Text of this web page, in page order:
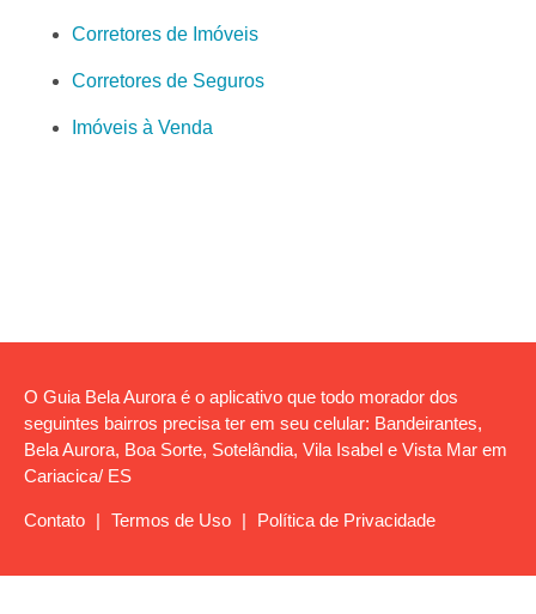
Corretores de Imóveis
Corretores de Seguros
Imóveis à Venda
O Guia Bela Aurora é o aplicativo que todo morador dos
seguintes bairros precisa ter em seu celular: Bandeirantes,
Bela Aurora, Boa Sorte, Sotelândia, Vila Isabel e Vista Mar em
Cariacica/ ES
Contato | Termos de Uso | Política de Privacidade